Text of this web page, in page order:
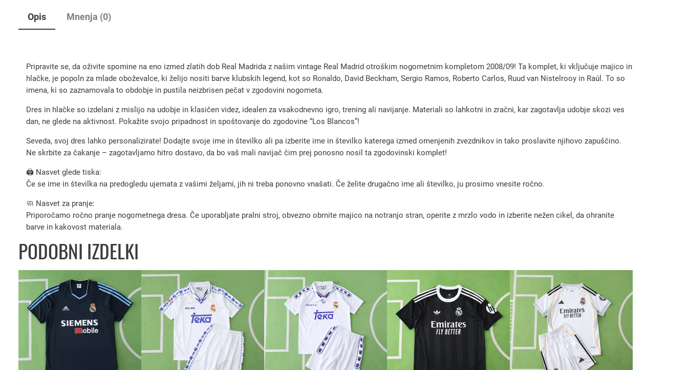
i
d
o
t
o
o
e
i
Opis Mnenja (0)
Pripravite se, da oživite spomine na eno izmed zlatih dob Real Madrida z našim vintage Real Madrid otroškim nogometnim kompletom 2008/09! Ta komplet, ki vključuje majico in
hlačke, je popoln za mlade oboževalce, ki želijo nositi barve klubskih legend, kot so Ronaldo, David Beckham, Sergio Ramos, Roberto Carlos, Ruud van Nistelrooy in Raúl. To so
imena, ki so zaznamovala to obdobje in pustila neizbrisen pečat v zgodovini nogometa.
Dres in hlačke so izdelani z mislijo na udobje in klasičen videz, idealen za vsakodnevno igro, trening ali navijanje. Materiali so lahkotni in zračni, kar zagotavlja udobje skozi ves
dan, ne glede na aktivnost. Pokažite svojo pripadnost in spoštovanje do zgodovine “Los Blancos”!
Seveda, svoj dres lahko personalizirate! Dodajte svoje ime in številko ali pa izberite ime in številko katerega izmed omenjenih zvezdnikov in tako proslavite njihovo zapuščino.
Ne skrbite za čakanje – zagotavljamo hitro dostavo, da bo vaš mali navijač čim prej ponosno nosil ta zgodovinski komplet!
🖨️ Nasvet glede tiska:
Če se ime in številka na predogledu ujemata z vašimi željami, jih ni treba ponovno vnašati. Če želite drugačno ime ali številko, ju prosimo vnesite ročno.
🧼 Nasvet za pranje:
Priporočamo ročno pranje nogometnega dresa. Če uporabljate pralni stroj, obvezno obrnite majico na notranjo stran, operite z mrzlo vodo in izberite nežen cikel, da ohranite
barve in kakovost materiala.
PODOBNI IZDELKI